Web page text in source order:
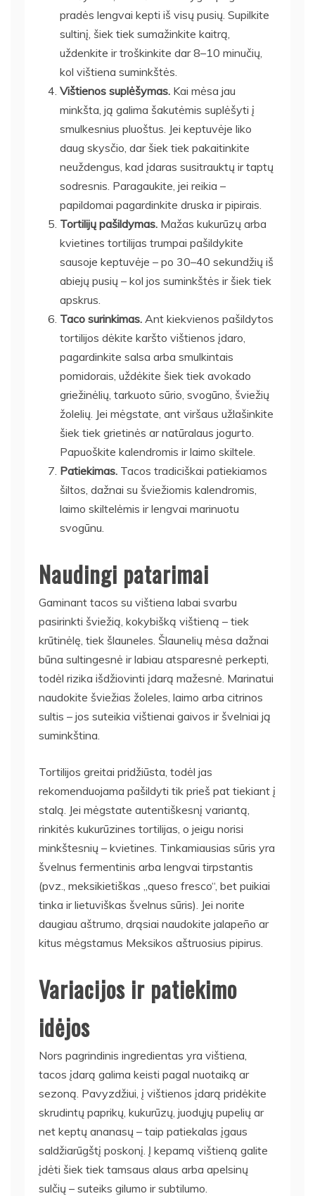
pradės lengvai kepti iš visų pusių. Supilkite
sultinį, šiek tiek sumažinkite kaitrą,
uždenkite ir troškinkite dar 8–10 minučių,
kol vištiena suminkštės.
Vištienos suplėšymas. Kai mėsa jau
minkšta, ją galima šakutėmis suplėšyti į
smulkesnius pluoštus. Jei keptuvėje liko
daug skysčio, dar šiek tiek pakaitinkite
neuždengus, kad įdaras susitrauktų ir taptų
sodresnis. Paragaukite, jei reikia –
papildomai pagardinkite druska ir pipirais.
Tortilijų pašildymas. Mažas kukurūzų arba
kvietines tortilijas trumpai pašildykite
sausoje keptuvėje – po 30–40 sekundžių iš
abiejų pusių – kol jos suminkštės ir šiek tiek
apskrus.
Taco surinkimas. Ant kiekvienos pašildytos
tortilijos dėkite karšto vištienos įdaro,
pagardinkite salsa arba smulkintais
pomidorais, uždėkite šiek tiek avokado
griežinėlių, tarkuoto sūrio, svogūno, šviežių
žolelių. Jei mėgstate, ant viršaus užlašinkite
šiek tiek grietinės ar natūralaus jogurto.
Papuoškite kalendromis ir laimo skiltele.
Patiekimas. Tacos tradiciškai patiekiamos
šiltos, dažnai su šviežiomis kalendromis,
laimo skiltelėmis ir lengvai marinuotu
svogūnu.
Naudingi patarimai
Gaminant tacos su vištiena labai svarbu
pasirinkti šviežią, kokybišką vištieną – tiek
krūtinėlę, tiek šlauneles. Šlaunelių mėsa dažnai
būna sultingesnė ir labiau atsparesnė perkepti,
todėl rizika išdžiovinti įdarą mažesnė. Marinatui
naudokite šviežias žoleles, laimo arba citrinos
sultis – jos suteikia vištienai gaivos ir švelniai ją
suminkština.
Tortilijos greitai pridžiūsta, todėl jas
rekomenduojama pašildyti tik prieš pat tiekiant į
stalą. Jei mėgstate autentiškesnį variantą,
rinkitės kukurūzines tortilijas, o jeigu norisi
minkštesnių – kvietines. Tinkamiausias sūris yra
švelnus fermentinis arba lengvai tirpstantis
(pvz., meksikietiškas „queso fresco“, bet puikiai
tinka ir lietuviškas švelnus sūris). Jei norite
daugiau aštrumo, drąsiai naudokite jalapeño ar
kitus mėgstamus Meksikos aštruosius pipirus.
Variacijos ir patiekimo
idėjos
Nors pagrindinis ingredientas yra vištiena,
tacos įdarą galima keisti pagal nuotaiką ar
sezoną. Pavyzdžiui, į vištienos įdarą pridėkite
skrudintų paprikų, kukurūzų, juodųjų pupelių ar
net keptų ananasų – taip patiekalas įgaus
saldžiarūgštį poskonį. Į kepamą vištieną galite
įdėti šiek tiek tamsaus alaus arba apelsinų
sulčių – suteiks gilumo ir subtilumo.